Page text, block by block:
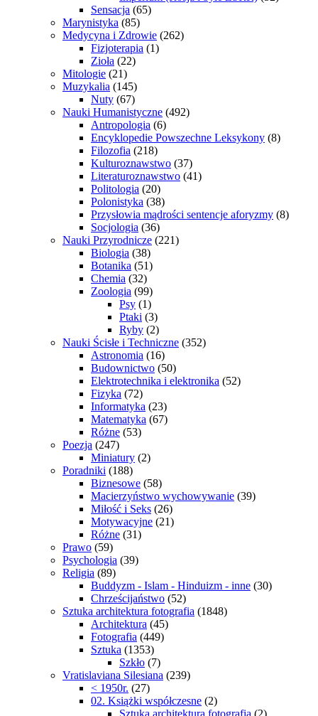
Sensacja (65)
Marynistyka (85)
Medycyna i Zdrowie (262)
Fizjoterapia (1)
Zioła (22)
Mitologie (21)
Muzykalia (145)
Nuty (67)
Nauki Humanistyczne (492)
Antropologia (6)
Encyklopedie Powszechne Leksykony (8)
Filozofia (218)
Kulturoznawstwo (37)
Literaturoznawstwo (41)
Politologia (20)
Polonistyka (38)
Przysłowia mądrości sentencje aforyzmy (8)
Socjologia (36)
Nauki Przyrodnicze (221)
Biologia (38)
Botanika (51)
Chemia (32)
Zoologia (99)
Psy (1)
Ptaki (3)
Ryby (2)
Nauki Ścisłe i Techniczne (352)
Astronomia (16)
Budownictwo (50)
Elektrotechnika i elektronika (52)
Fizyka (72)
Informatyka (23)
Matematyka (67)
Różne (53)
Poezja (247)
Miniatury (2)
Poradniki (188)
Biznesowe (58)
Macierzyństwo wychowywanie (39)
Miłość i Seks (26)
Motywacyjne (21)
Różne (31)
Prawo (59)
Psychologia (39)
Religia (89)
Buddyzm - Islam - Hinduizm - inne (30)
Chrześcijaństwo (52)
Sztuka architektura fotografia (1848)
Architektura (45)
Fotografia (449)
Sztuka (1353)
Szkło (7)
Vratislaviana Silesiana (239)
< 1950r. (27)
02. Książki współczesne (2)
Sztuka architektura fotografia (2)